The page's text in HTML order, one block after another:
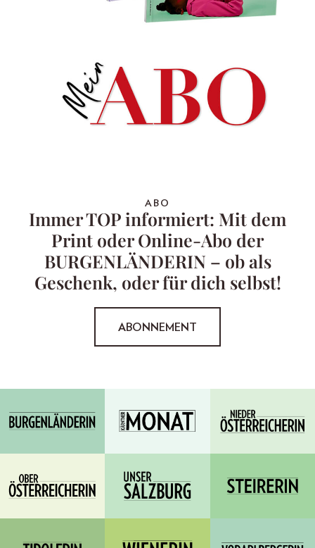
ABO
Immer TOP informiert: Mit dem
Print oder Online-Abo der
BURGENLÄNDERIN – ob als
Geschenk, oder für dich selbst!
ABONNEMENT